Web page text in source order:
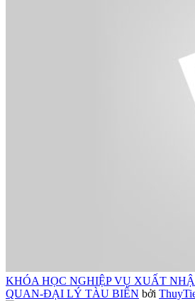
KHÓA HỌC NGHIỆP VỤ XUẤT
QUAN-ĐẠI LÝ TÀU BIỂN bởi